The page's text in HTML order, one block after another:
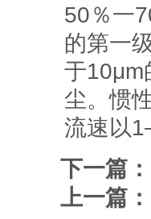
50％一
的第一
于10μm
尘。惯
流速以
下一篇：
上一篇：